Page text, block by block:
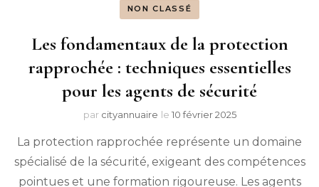
NON CLASSÉ
Les fondamentaux de la protection
rapprochée : techniques essentielles
pour les agents de sécurité
par cityannuaire le 10 février 2025
La protection rapprochée représente un domaine
spécialisé de la sécurité, exigeant des compétences
pointues et une formation rigoureuse. Les agents